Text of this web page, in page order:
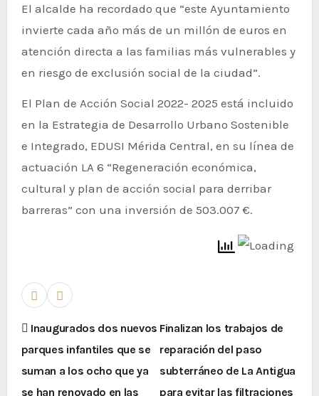
El alcalde ha recordado que “este Ayuntamiento
invierte cada año más de un millón de euros en
atención directa a las familias más vulnerables y
en riesgo de exclusión social de la ciudad”.
El Plan de Acción Social 2022- 2025 está incluido
en la Estrategia de Desarrollo Urbano Sostenible
e Integrado, EDUSI Mérida Central, en su línea de
actuación LA 6 “Regeneración económica,
cultural y plan de acción social para derribar
barreras” con una inversión de 503.007 €.
Inaugurados dos nuevos
parques infantiles que se
suman a los ocho que ya
se han renovado en las
Finalizan los trabajos de
reparación del paso
subterráneo de La Antigua
para evitar las filtraciones